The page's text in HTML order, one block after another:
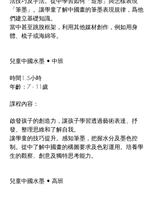
「筆墨」。讓學童了解中國畫的筆墨表現規律，爲他
們建立基礎知識。
當中甚至跳脫框架，利用其他媒材創作，例如用身
體、梳子或海綿等。
兒童中國水墨 • 中班
時間1.5小時
年齡：7 - 11歲
課程內容：
啟發孩子的創造力，讓孩子學習透過藝術表達、抒
發、整理思維和了解自我。
讓學童的技巧提升。感知筆墨，把握水分及墨色控
制。從中了解中國畫的構圖要求及色彩運用。培養學
生的觀察、創意及獨特思考能力。
兒童中國水墨 • 高班